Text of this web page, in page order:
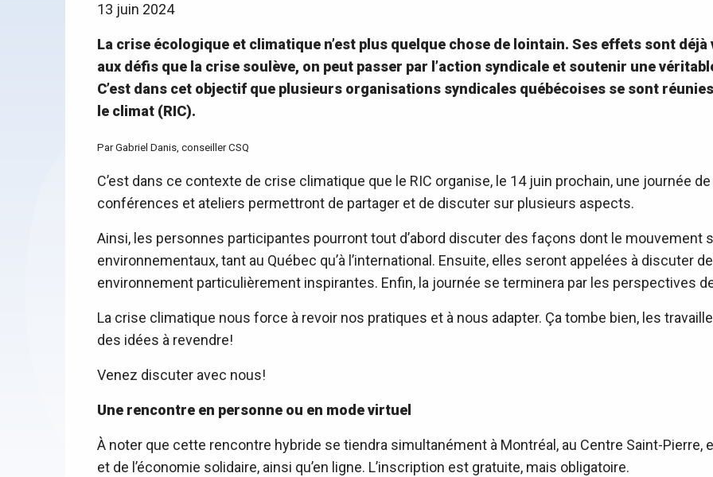
13 juin 2024
La crise écologique et climatique n’est plus quelque chose de lointain. Ses effets sont
aux défis que la crise soulève, on peut passer par l’action syndicale et soutenir une
C’est dans cet objectif que plusieurs organisations syndicales québécoises se sont
le climat (RIC).
ParGabriel Danis, conseiller CSQ
C’est dans ce contexte de crise climatique que le RIC organise, le 14 juin prochain, une journée
conférences et ateliers permettront de partager et de discuter sur plusieurs aspects.
Ainsi, les personnes participantes pourront tout d’abord discuter des façons dont le mouvement
environnementaux, tant au Québec qu’à l’international. Ensuite, elles seront appelées à discuter
environnement particulièrement inspirantes. Enfin, la journée se terminera par les perspectives
La crise climatique nous force à revoir nos pratiques et à nous adapter. Ça tombe bien, les
des idées à revendre!
Venez discuter avec nous!
Une rencontre en personne ou en mode virtuel
À noter que cette rencontre hybride se tiendra simultanément à Montréal, au Centre Saint-Pierre,
et de l’économie solidaire, ainsi qu’en ligne. L’inscription est gratuite, mais obligatoire.